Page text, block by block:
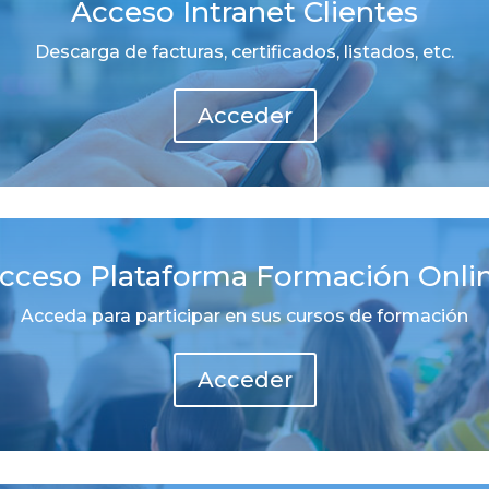
Acceso Intranet Clientes
Descarga de facturas, certificados, listados, etc.
Acceder
Plataforma Formación
Acceda para participar en sus cursos de formación
Acceder